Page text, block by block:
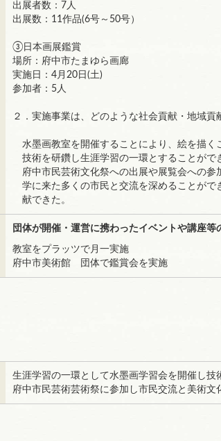
出展者数：7人
出展数：11作品(6号～50号）
③日本画展鑑賞
場所：府中市たまゆら画廊
実施日：4月20日(土)
参加者：5人
２．実施事業は、どのような社会貢献・地域貢
水墨画教室を開催することにより、絵を描
技術を研鑽し生涯学習の一環とすることがで
府中市民芸術文化祭への出展や展覧会への参
学に来た多くの市民と交流を深めることがで
献できた。
団体が開催・運営に携わったイベントや講座等
教室をプラッツで月一実施
府中市美術館 団体で鑑賞会を実施
生涯学習の一環として水墨画学習会を開催し
府中市民芸術芸術祭に参加し市民交流と美術文